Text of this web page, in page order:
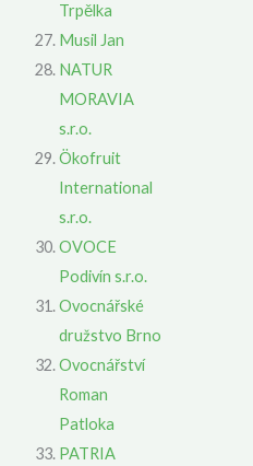
Trpělka
Musil Jan
NATUR
MORAVIA
s.r.o.
Ökofruit
International
s.r.o.
OVOCE
Podivín s.r.o.
Ovocnářské
družstvo Brno
Ovocnářství
Roman
Patloka
PATRIA